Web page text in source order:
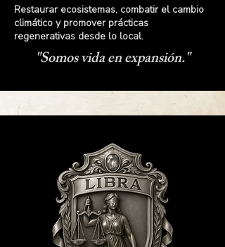
Restaurar ecosistemas, combatir el cambio
climático y promover prácticas
regenerativas desde lo local.
"Somos vida en expansión."